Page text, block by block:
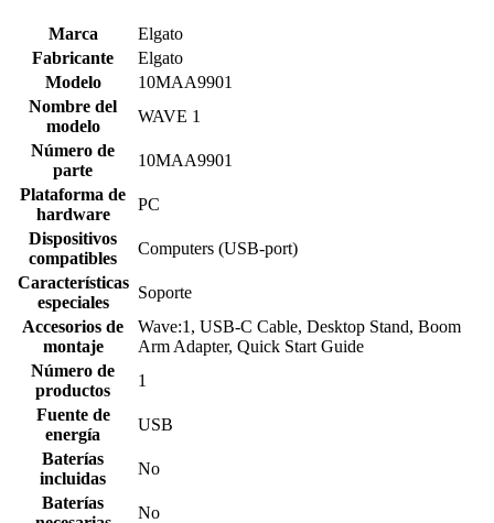
Marca
‎Elgato
Fabricante
‎Elgato
Modelo
‎10MAA9901
Nombre del
modelo
‎WAVE 1
Número de
parte
‎10MAA9901
Plataforma de
hardware
‎PC
Dispositivos
compatibles
‎Computers (USB-port)
Características
especiales
‎Soporte
Accesorios de
montaje
‎Wave:1, USB-C Cable, Desktop Stand, Boom
Arm Adapter, Quick Start Guide
Número de
productos
‎1
Fuente de
energía
‎USB
Baterías
incluidas
‎No
Baterías
‎No